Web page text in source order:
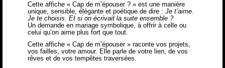
Cette affiche « Cap de m’épouser ? » est une manière
unique, sensible, élégante et poétique de dire : Je t’aime.
Je te choisis. Et si on écrivait la suite ensemble ?
Un demande en mariage symbolique, à offrir à celle ou
celui qu’on aime plus fort que tout.
Cette affiche « Cap de m’épouser» raconte vos projets,
vos failles, votre amour. Elle parle de votre lien, de vos
rêves et de vos tempêtes traversées.